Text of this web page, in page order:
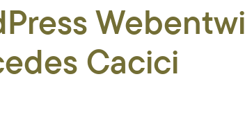
Cacici